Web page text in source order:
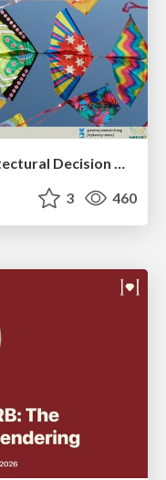
Technical Leadership for Architectural Decision Making
3 460